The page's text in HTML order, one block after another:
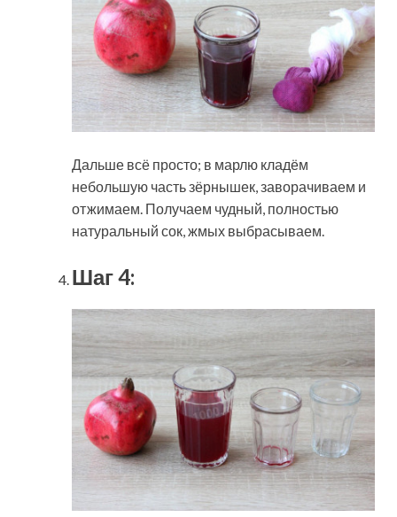
Дальше всё просто; в марлю кладём
небольшую часть зёрнышек, заворачиваем и
отжимаем. Получаем чудный, полностью
натуральный сок, жмых выбрасываем.
Шаг 4: